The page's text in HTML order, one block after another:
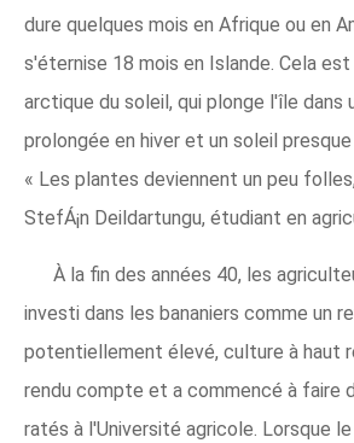
dure quelques mois en Afrique ou en
s'éternise 18 mois en Islande. Cela
arctique du soleil, qui plonge l'île dans
prolongée en hiver et un soleil
« Les plantes deviennent un peu
StefÁ¡n Deildartungu, étudiant en
À la fin des années 40, les
investi dans les bananiers comme un
potentiellement élevé, culture à haut
rendu compte et a commencé à faire
ratés à l'Université agricole. Lorsque